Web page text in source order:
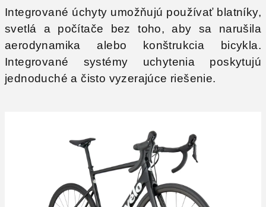
Integrované úchyty umožňujú používať blatníky,
svetlá a počítače bez toho, aby sa narušila
aerodynamika alebo konštrukcia bicykla.
Integrované systémy uchytenia poskytujú
jednoduché a čisto vyzerajúce riešenie.